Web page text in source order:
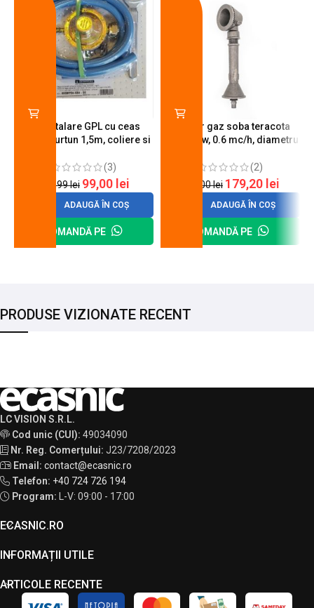
Kit instalare GPL cu ceas
butelie, furtun 1,5m, coliere si
(3)
120,99lei 99,00 lei
ADAUGĂ ÎN COȘ
COMANDĂ PE
Arzator gaz soba teracota
A600, 6 kw, 0.6 mc/h, diametru
(2)
200,00lei 179,20 lei
ADAUGĂ ÎN COȘ
COMANDĂ PE
PRODUSE VIZIONATE RECENT
LC VISION S.R.L.
Cod unic (CUI): 49034090
Nr. Reg. Comerțului: J23/7208/2023
Email: contact@ecasnic.ro
Telefon: +40 724 726 194
Program:
L-V: 09:00 - 17:00
ECASNIC.RO
INFORMAȚII UTILE
ARTICOLE RECENTE